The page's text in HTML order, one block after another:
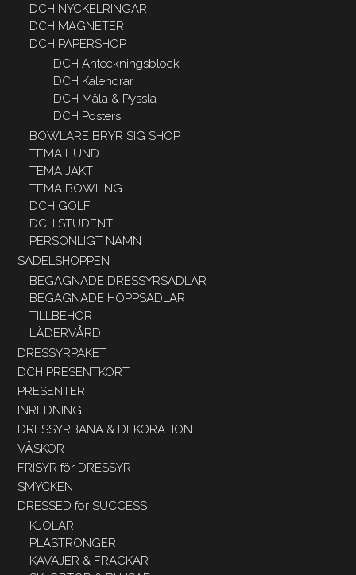
DCH NYCKELRINGAR
DCH MAGNETER
DCH PAPERSHOP
DCH Anteckningsblock
DCH Kalendrar
DCH Måla & Pyssla
DCH Posters
BOWLARE BRYR SIG SHOP
TEMA HUND
TEMA JAKT
TEMA BOWLING
DCH GOLF
DCH STUDENT
PERSONLIGT NAMN
SADELSHOPPEN
BEGAGNADE DRESSYRSADLAR
BEGAGNADE HOPPSADLAR
TILLBEHÖR
LÄDERVÅRD
DRESSYRPAKET
DCH PRESENTKORT
PRESENTER
INREDNING
DRESSYRBANA & DEKORATION
VÄSKOR
FRISYR för DRESSYR
SMYCKEN
DRESSED for SUCCESS
KJOLAR
PLASTRONGER
KAVAJER & FRACKAR